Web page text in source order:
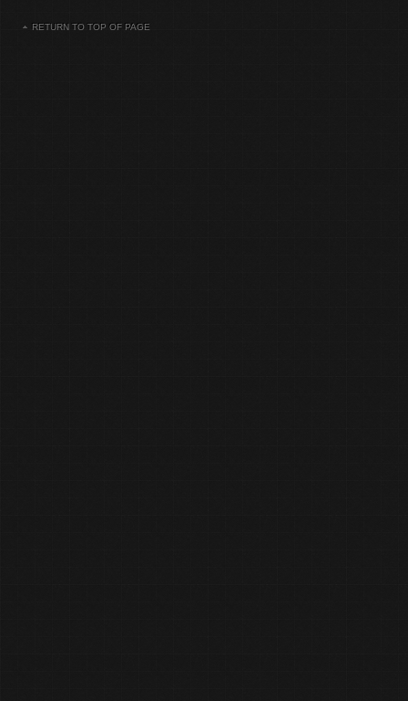
RETURN TO TOP OF PAGE